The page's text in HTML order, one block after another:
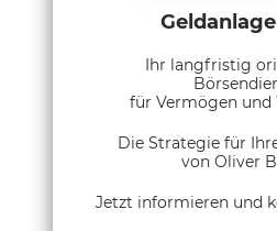
Ihr langfristig
für Vermögen und
Die Strategie für
von Oliver
Jetzt informieren und